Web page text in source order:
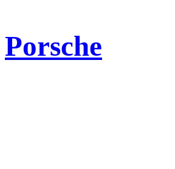
Porsche